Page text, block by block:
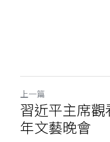
上一篇
習近平主席
年文藝晚會